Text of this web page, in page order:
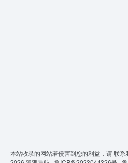
本站收录的网站若侵害到您的利益，请联系